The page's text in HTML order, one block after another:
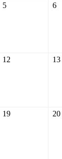
5 6
12 13
19 20